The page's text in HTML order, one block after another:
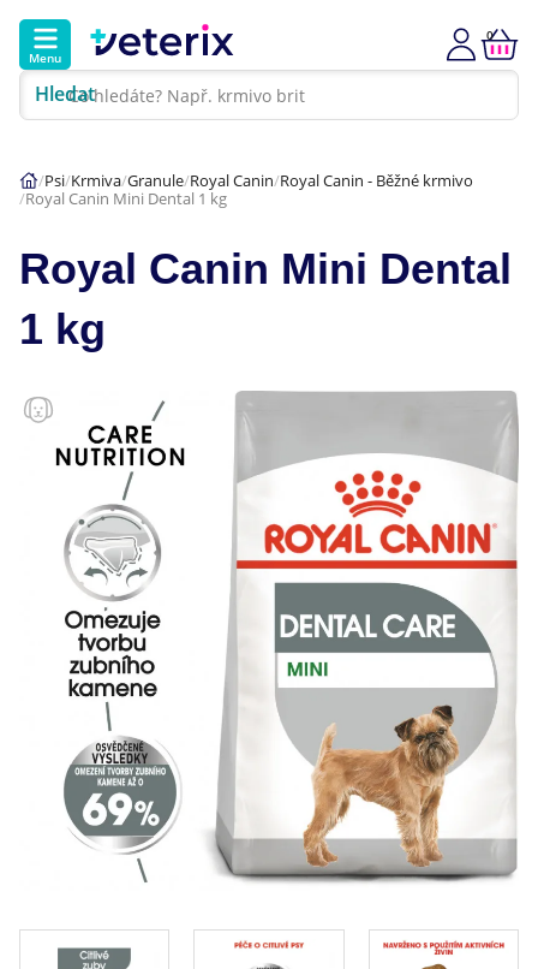
Menu
Hledat
0
Hlavní kategorie
Akce
Psi
Kočky
Veterinární diety
Dárkové poukazy
Klinika Veterix
777 319 516 (Po–Pá, 9–19h; So–Ne, 9–14h)
info@veterix.cz
E-shop Veterix
777 319 517 (Po–Pá, 8–15h)
eshop@veterix.cz
Psi Krmiva Granule Royal Canin Royal Canin - Běžné krmivo
Royal Canin Mini Dental 1 kg
Royal Canin Mini Dental
1 kg